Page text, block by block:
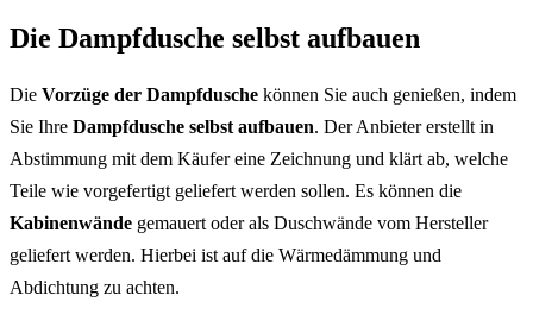
Die Dampfdusche selbst aufbauen
Die Vorzüge der Dampfdusche können Sie auch genießen, indem
Sie Ihre Dampfdusche selbst aufbauen. Der Anbieter erstellt in
Abstimmung mit dem Käufer eine Zeichnung und klärt ab, welche
Teile wie vorgefertigt geliefert werden sollen. Es können die
Kabinenwände gemauert oder als Duschwände vom Hersteller
geliefert werden. Hierbei ist auf die Wärmedämmung und
Abdichtung zu achten.